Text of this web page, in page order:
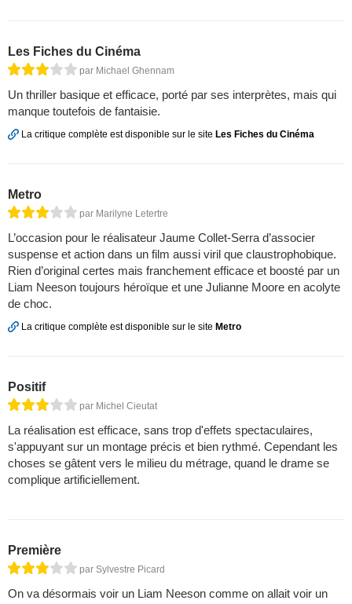
Les Fiches du Cinéma
par Michael Ghennam
Un thriller basique et efficace, porté par ses interprètes, mais qui
manque toutefois de fantaisie.
La critique complète est disponible sur le site Les Fiches du Cinéma
Metro
par Marilyne Letertre
L’occasion pour le réalisateur Jaume Collet-Serra d’associer
suspense et action dans un film aussi viril que claustrophobique.
Rien d’original certes mais franchement efficace et boosté par un
Liam Neeson toujours héroïque et une Julianne Moore en acolyte
de choc.
La critique complète est disponible sur le site Metro
Positif
par Michel Cieutat
La réalisation est efficace, sans trop d'effets spectaculaires,
s'appuyant sur un montage précis et bien rythmé. Cependant les
choses se gâtent vers le milieu du métrage, quand le drame se
complique artificiellement.
Première
par Sylvestre Picard
On va désormais voir un Liam Neeson comme on allait voir un